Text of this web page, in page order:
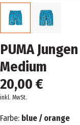
PUMA
Medium
20,00 €
inkl. MwSt.
Farbe: blue / orange